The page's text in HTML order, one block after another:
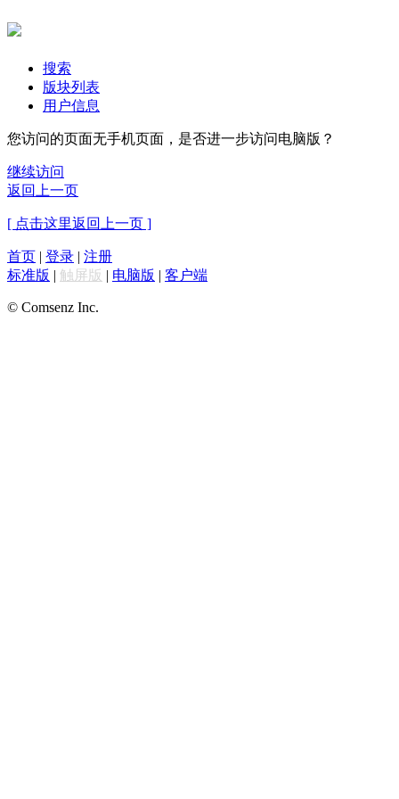
搜索
版块列表
用户信息
您访问的页面无手机页面，是否进一步访问电脑版？
继续访问
返回上一页
[ 点击这里返回上一页 ]
首页 | 登录 | 注册
标准版 | 触屏版 | 电脑版 | 客户端
© Comsenz Inc.